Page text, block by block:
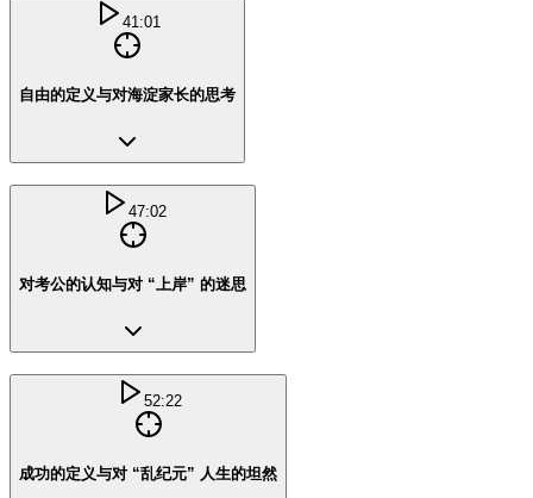
41:01
自由的定义与对海淀家长的思考
47:02
对考公的认知与对 “上岸” 的迷思
52:22
成功的定义与对 “乱纪元” 人生的坦然